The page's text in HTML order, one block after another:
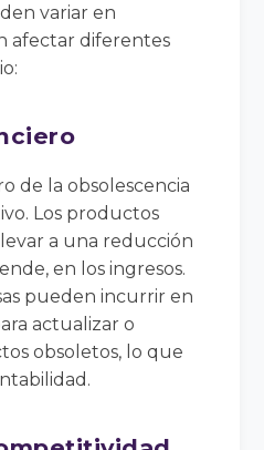
variar en
afectar diferentes
de la obsolescencia
Los productos
a una reducción
en los ingresos.
pueden incurrir en
actualizar o
obsoletos, lo que